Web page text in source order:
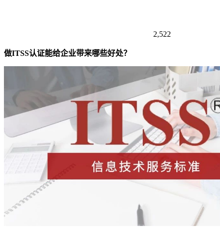
2,522
做ITSS认证能给企业带来哪些好处？